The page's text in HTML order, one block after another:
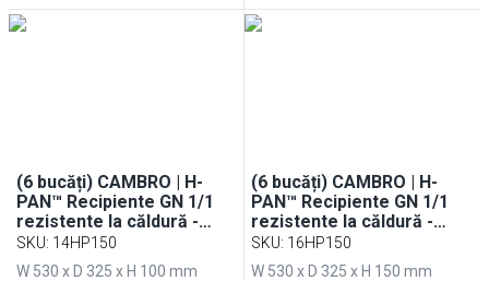
(6 bucăți) CAMBRO | H-
PAN™ Recipiente GN 1/1
rezistente la căldură -
Chihlimbar - Adâncime 100
mm
SKU: 14HP150
W 530 x D 325 x H 100 mm
(6 bucăți) CAMBRO | H-
PAN™ Recipiente GN 1/1
rezistente la căldură -
Ambra - Adâncime 150 mm
SKU: 16HP150
W 530 x D 325 x H 150 mm